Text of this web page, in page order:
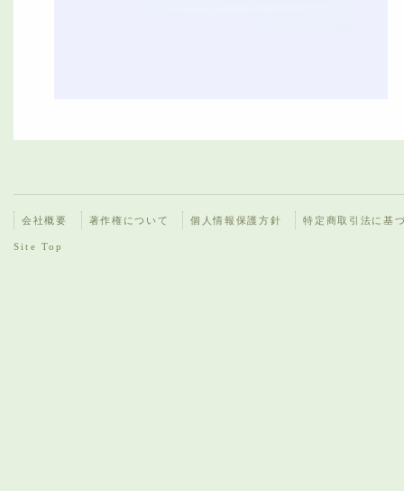
会社概要 著作権について 個人情報保護方針 特定商取引法に基
Site Top